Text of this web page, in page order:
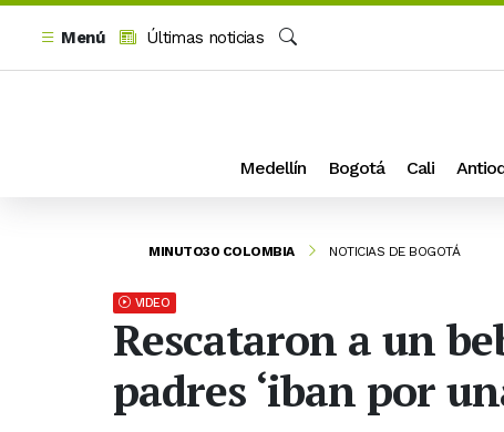
Menú
Últimas noticias
Medellín Bogotá Cali
MINUTO30 COLOMBIA NOTICIAS DE BOGOTÁ
VIDEO
Rescataron a un
padres ‘iban por